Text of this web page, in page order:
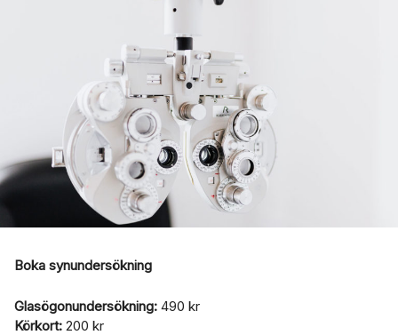
Boka synundersökning
Glasögonundersökning: 490 kr
Körkort: 200 kr